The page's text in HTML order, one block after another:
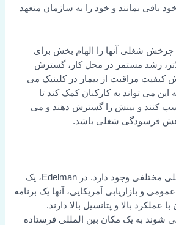
باقی بمانند و خود را به سازمان متعهد
چرخش شغلی آنها را الهام بخش برای
رشد مستمر در محل کار، گسترش
کیفیت مراقبت از بیمار در کلینیک می
این می تواند به کارکنان کمک کند تا
کنند و بینش را گسترش دهند و می
فرسودگی شغلی باشد.
برنامه های چرخش شغلی مختلفی وجود دارد. در Edelman، یک
و بازاریابی آمریکایی، آنها یک برنامه
عملکرد بالا و پتانسیل بالا دارند.
شوند به یک مکان بین المللی فرستاده